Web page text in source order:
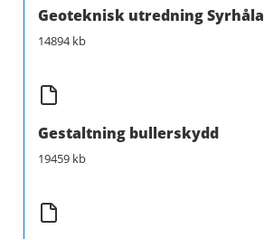
Geoteknisk utredning Syrhåla
14894 kb
Gestaltning bullerskydd
19459 kb